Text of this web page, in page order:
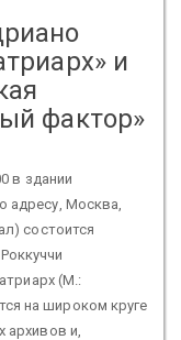
и
фактор»
в здании
адресу, Москва,
состоится
(М.:
на широком круге
архивов и,